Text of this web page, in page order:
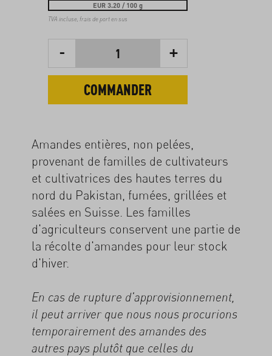
EUR 3.20 / 100 g
TVA incluse, frais de port en sus
- 1 +
COMMANDER
Amandes entières, non pelées,
provenant de familles de cultivateurs
et cultivatrices des hautes terres du
nord du Pakistan, fumées, grillées et
salées en Suisse. Les familles
d'agriculteurs conservent une partie de
la récolte d'amandes pour leur stock
d'hiver.
En cas de rupture d'approvisionnement,
il peut arriver que nous nous procurions
temporairement des amandes des
autres pays plutôt que celles du